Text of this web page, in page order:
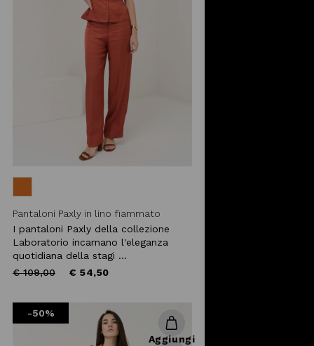
Pantaloni Paxly in lino fiammato
I pantaloni Paxly della collezione
Laboratorio incarnano l'eleganza
quotidiana della stagi ...
Price
€ 109,00to € 54,50
-50%
Aggiungi